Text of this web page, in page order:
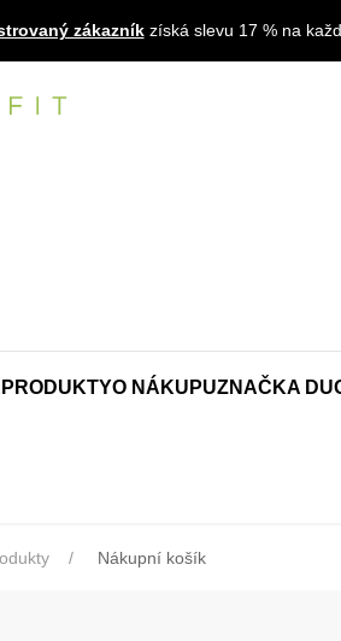
zákazníkzíská slevu 17 % na
PRODUKTYO NÁKUPUZNAČKA
Nákupní košík